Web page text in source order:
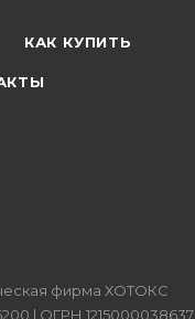
КАК КУПИТЬ
фирма ХОТОКС
| ОГРН 1215000038637